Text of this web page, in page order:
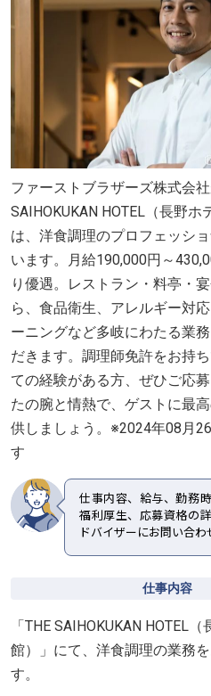
ファーストブラザーズ株式会
SAIHOKUKAN HOTEL（長野ホ
は、洋食調理のプロフェッシ
います。月給190,000円～
り優遇。レストラン・料亭・
ら、食品衛生、アレルギー対
ーニングなど多岐にわたる業
だきます。調理師免許をお持
ての経験がある方、ぜひご応
たの腕と情熱で、ゲストに最
供しましょう。※2024年08月
す
仕事内容、給与、勤務
福利厚生、応募資格の
ドバイザーにお問い合わ
仕事内容
「THE SAIHOKUKAN HOTEL
館）」にて、洋食調理の業務
す。